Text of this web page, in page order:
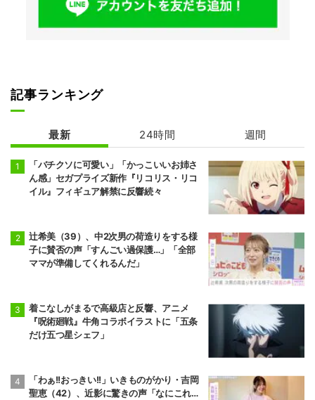
記事ランキング
最新 24時間 週間
「バチクソに可愛い」「かっこいいお姉さ
ん感」セガプライズ新作『リコリス・リコ
イル』フィギュア解禁に反響続々
辻希美（39）、中2次男の荷造りをする様
子に賛否の声「すんごい過保護…」「全部
ママが準備してくれるんだ」
着こなしがまるで高級店と反響、アニメ
『呪術廻戦』牛角コラボイラストに「五条
だけ五つ星シェフ」
「わぁ!!おっきい!!」いきものがかり・吉岡
聖恵（42）、近影に驚きの声「なにこれ…